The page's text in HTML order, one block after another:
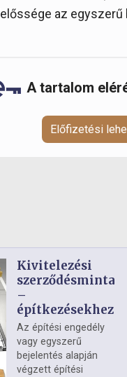
az
A tartalom
Előfizetési
Kivitelezési
szerződésminta
–
építkezésekhez
Az építési engedély
vagy egyszerű
bejelentés alapján
végzett építési